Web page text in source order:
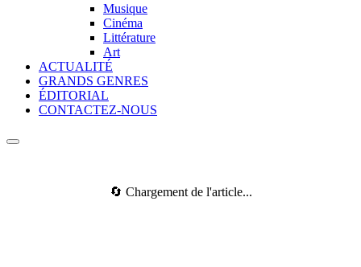
Musique
Cinéma
Littérature
Art
ACTUALITÉ
GRANDS GENRES
ÉDITORIAL
CONTACTEZ-NOUS
🔄 Chargement de l'article...